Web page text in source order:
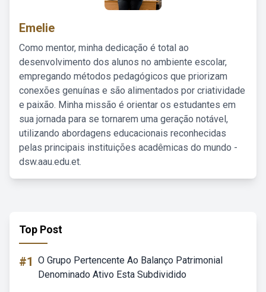
Emelie
Como mentor, minha dedicação é total ao
desenvolvimento dos alunos no ambiente escolar,
empregando métodos pedagógicos que priorizam
conexões genuínas e são alimentados por criatividade
e paixão. Minha missão é orientar os estudantes em
sua jornada para se tornarem uma geração notável,
utilizando abordagens educacionais reconhecidas
pelas principais instituições acadêmicas do mundo -
dsw.aau.edu.et.
Top Post
#1 O Grupo Pertencente Ao Balanço Patrimonial
Denominado Ativo Esta Subdividido